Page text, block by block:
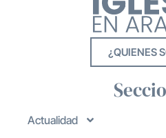
¿QUIENES
Actualidad